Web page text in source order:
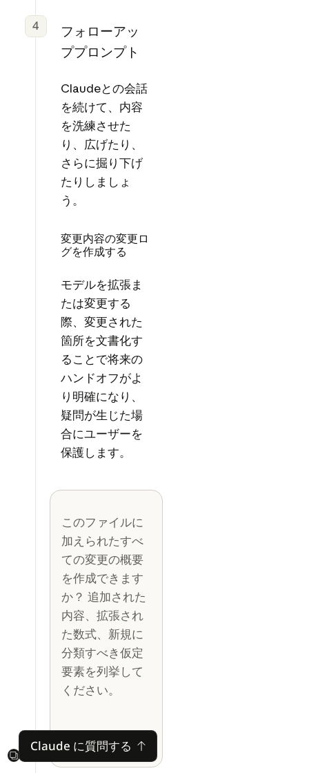
4
フォローアッ
ププロンプト
Claudeとの会話
を続けて、内容
を洗練させた
り、広げたり、
さらに掘り下げ
たりしましょ
う。
変更内容の変更ロ
グを作成する
モデルを拡張ま
たは変更する
際、変更された
箇所を文書化す
ることで将来の
ハンドオフがよ
り明確になり、
疑問が生じた場
合にユーザーを
保護します。
このファイルに
加えられたすべ
ての変更の概要
を作成できます
か？ 追加された
内容、拡張され
た数式、新規に
分類すべき仮定
要素を列挙して
ください。
Next
Claude に質問する
Claude に質問する